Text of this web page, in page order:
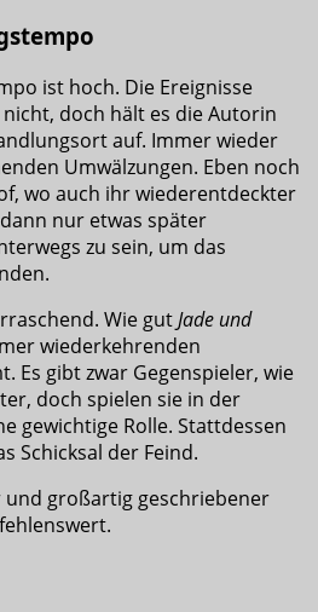
ist hoch. Die Ereignisse
doch hält es die Autorin
auf. Immer wieder
Umwälzungen. Eben noch
wo auch ihr wiederentdeckter
nur etwas später
zu sein, um das
Wie gutJade und
wiederkehrenden
Es gibt zwar Gegenspieler, wie
doch spielen sie in der
gewichtige Rolle. Stattdessen
Schicksal der Feind.
und großartig geschriebener